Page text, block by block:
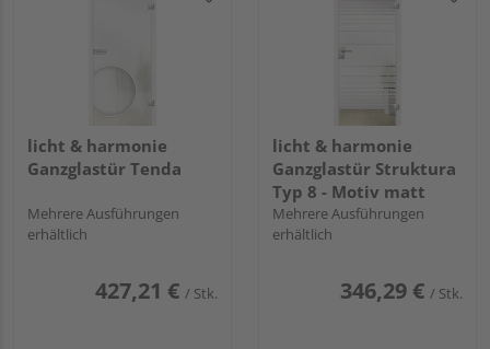
licht & harmonie
Ganzglastür Tenda
Mehrere Ausführungen
erhältlich
427,21 € / Stk.
licht & harmonie
Ganzglastür Struktura
Typ 8 - Motiv matt
Mehrere Ausführungen
erhältlich
346,29 € / Stk.